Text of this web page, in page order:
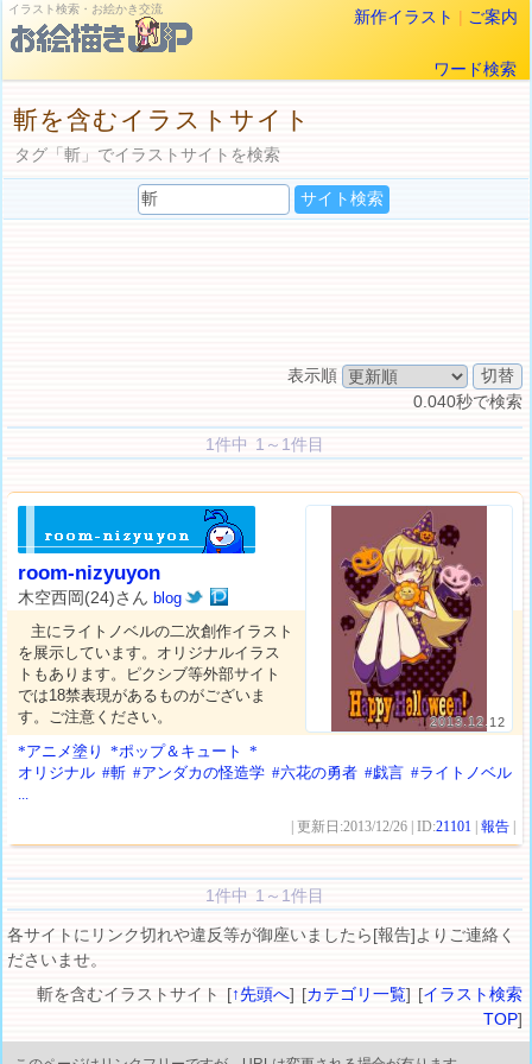
イラスト検索・お絵かき交流 新作イラスト | ご案内
ワード検索
斬を含むイラストサイト
タグ「斬」でイラストサイトを検索
表示順
0.040秒で検索
1件中 1～1件目
2013.12.12
room-nizyuyon
木空西岡(24)さんblog
主にライトノベルの二次創作イラスト
を展示しています。オリジナルイラス
トもあります。ピクシブ等外部サイト
では18禁表現があるものがございま
す。ご注意ください。
*アニメ塗り
*ポップ＆キュート
*
オリジナル #斬 #アンダカの怪造学 #六花の勇者 #戯言 #ライトノベル
...
| 更新日:2013/12/26 | ID:21101 |報告
1件中 1～1件目
各サイトにリンク切れや違反等が御座いましたら[報告]よりご連絡く
ださいませ。
斬を含むイラストサイト [↑先頭へ] [カテゴリ一覧] [イラスト検索
TOP]